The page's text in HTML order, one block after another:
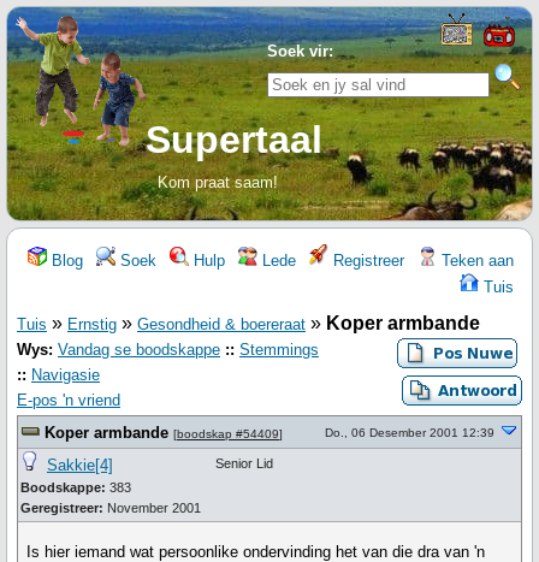
Soek vir:
Supertaal
Kom praat saam!
Blog Soek Hulp Lede Registreer
Teken aan
Tuis
Tuis » Ernstig » Gesondheid & boereraat » Koper armbande
Wys: Vandag se boodskappe :: Stemmings
:: Navigasie
E-pos 'n vriend
Koper armbande [boodskap #54409] Do., 06 Desember 2001 12:39
Sakkie[4]
Boodskappe: 383
Geregistreer: November 2001
Senior Lid
Is hier iemand wat persoonlike ondervinding het van die dra van 'n